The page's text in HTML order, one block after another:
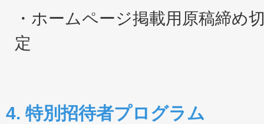
・ホームページ掲載用原稿締め
定
4. 特別招待者プログラム